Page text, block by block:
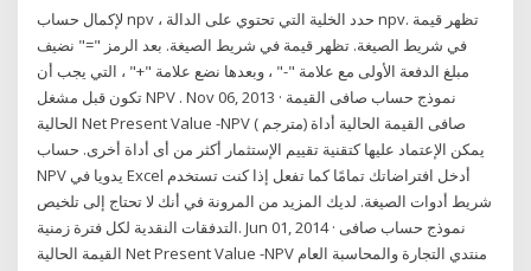
لإكمال حساب npv ، حدد الخلية التي تحتوي على الدالة npv. تظهر قيمة
في شريط الصيغة. تظهر قيمة في شريط الصيغة. بعد الرمز "=" نضيف
مبلغ الدفعة الأولى مع علامة "-" ، وبعدها نضع علامة "+" ، التي يجب أن
تكون قبل مشغل NPV . Nov 06, 2013 · نموذج حساب صافى القيمة
الحالية Net Present Value -NPV ( مترجم) صافى القيمة الحالية أداة
يمكن الإعتماد عليها كتقنية تقييم الإستثمار أكثر من أى أداة أخرى. حساب
NPV يدويا في Excel أدخل افتراضاتك تمامًا كما تفعل إذا كنت تستخدم
شريط أدوات الصيغة. لديك المزيد من المرونة في أنك لا تحتاج إلى تلخيص
التدفقات النقدية لكل فترة زمنية. Jun 01, 2014 · نموذج حساب صافى
القيمة الحالية Net Present Value -NPV منتدي التجارة والمحاسبة العام